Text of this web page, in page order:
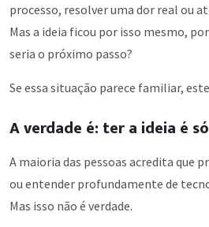
processo, resolver uma dor real ou
Mas a ideia ficou por isso mesmo,
seria o próximo passo?
Se essa situação parece familiar,
A verdade é: ter a ideia é
A maioria das pessoas acredita que
ou entender profundamente de
Mas isso não é verdade.